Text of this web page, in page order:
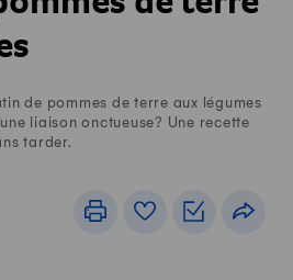
de pommes de terre aux légumes
liaison onctueuse? Une recette
tarder.
ImprimerLivre de recettes
Listes de